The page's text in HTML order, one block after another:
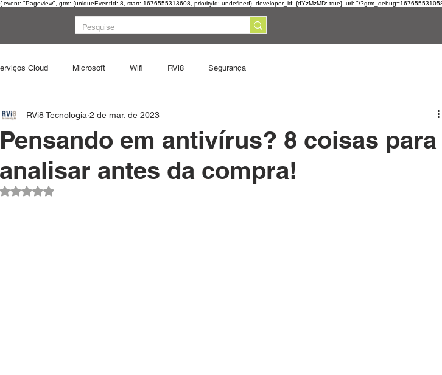
{ event: "Pageview", gtm: {uniqueEventId: 8, start: 1676555313608, priorityId: undefined}, developer_id: {dYzMzMD: true}, url: "/
Cloud Microsoft Wifi RVi8 Segurança
Pensando em antivírus? 8 coisas para
analisar antes da compra!
RVi8 Tecnologia 2 de mar. de 2023
Avaliado com NaN de 5 estrelas.